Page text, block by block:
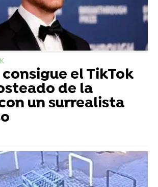
el TikTok
de la
un surrealista